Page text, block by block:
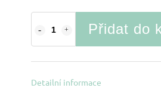
Přidat do
Detailní informace